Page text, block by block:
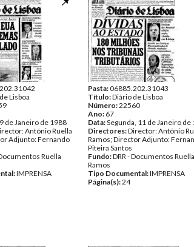
Lisboa
de Janeiro de 1988
António Ruella
Adjunto: Fernando
Ruella
IMPRENSA
Pasta:06885.202.31043
Título:Diário de Lisboa
Número:22560
Ano: 67
Data:Segunda, 11 de Janeiro de
Directores:Director: António
Ramos; Director Adjunto:
Piteira Santos
Fundo:DRR - Documentos Ruella
Ramos
Tipo Documental:IMPRENSA
Página(s):24